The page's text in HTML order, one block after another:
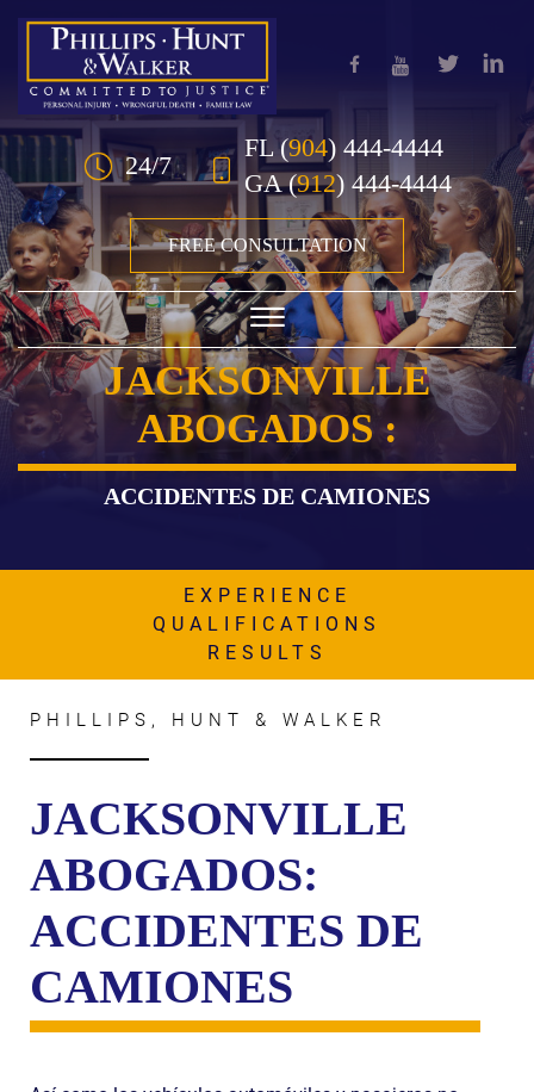
Skip to Main Content
24/7
FL(904) 444-4444
GA(912) 444-4444
FREE CONSULTATION
☰
HOME
OUR TEAM
PRACTICE AREAS
WHAT CLIENTS SAY
JACKSONVILLE
ABOGADOS :
ACCIDENTES DE CAMIONES
EXPERIENCE
QUALIFICATIONS
RESULTS
PHILLIPS, HUNT & WALKER
JACKSONVILLE
ABOGADOS:
ACCIDENTES DE
CAMIONES